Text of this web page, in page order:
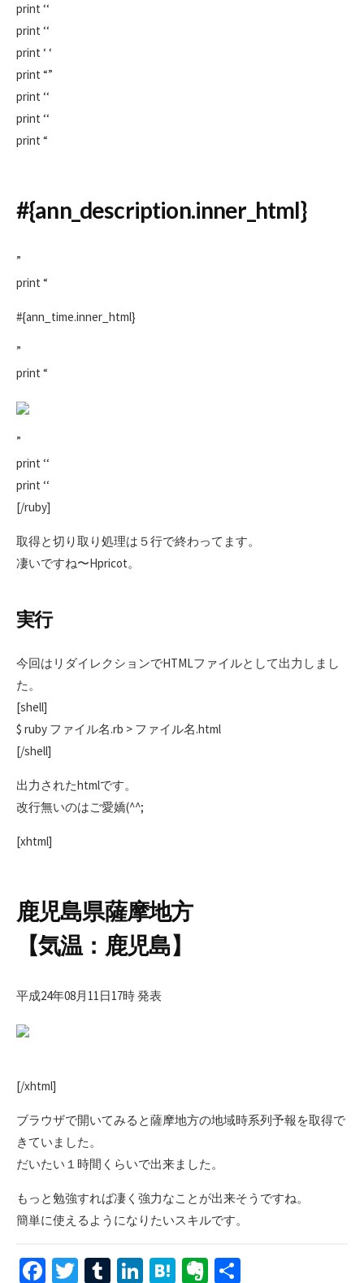
print ‘‘
print ‘‘
print ‘ ‘
print “”
print ‘‘
print ‘‘
print “
#{ann_description.inner_html}
”
print “
#{ann_time.inner_html}
”
print “
”
print ‘‘
print ‘‘
[/ruby]
取得と切り取り処理は５行で終わってます。
凄いですね〜Hpricot。
実行
今回はリダイレクションでHTMLファイルとして出力しまし
た。
[shell]
$ ruby ファイル名.rb > ファイル名.html
[/shell]
出力されたhtmlです。
改行無いのはご愛嬌(^^;
[xhtml]
鹿児島県薩摩地方
【気温：鹿児島】
平成24年08月11日17時 発表
[/xhtml]
ブラウザで開いてみると薩摩地方の地域時系列予報を取得で
きていました。
だいたい１時間くらいで出来ました。
もっと勉強すれば凄く強力なことが出来そうですね。
簡単に使えるようになりたいスキルです。
Fa T
T
Li H
Ev